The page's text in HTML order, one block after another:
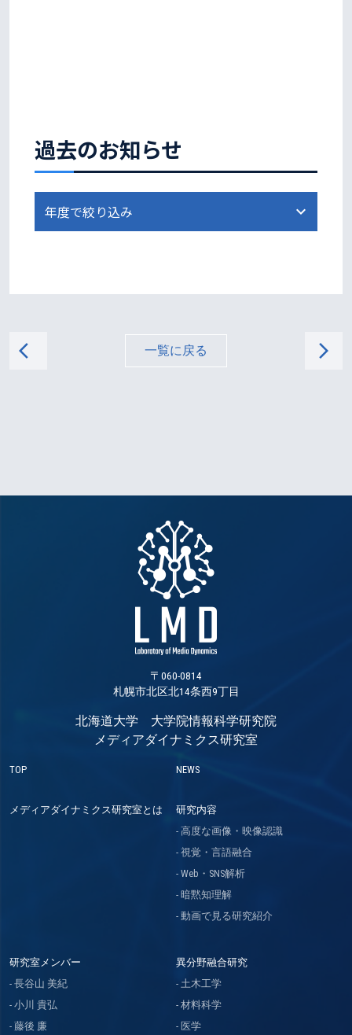
過去のお知らせ
arrow_back_ios 一覧に戻る arrow_forward_ios
〒060-0814
札幌市北区北14条西9丁目
北海道大学 大学院情報科学研究院
メディアダイナミクス研究室
TOP NEWS
メディアダイナミクス研究室とは
研究内容
高度な画像・映像認識
視覚・言語融合
Web・SNS解析
暗黙知理解
動画で見る研究紹介
研究室メンバー
長谷山 美紀
小川 貴弘
藤後 廉
異分野融合研究
土木工学
材料科学
医学